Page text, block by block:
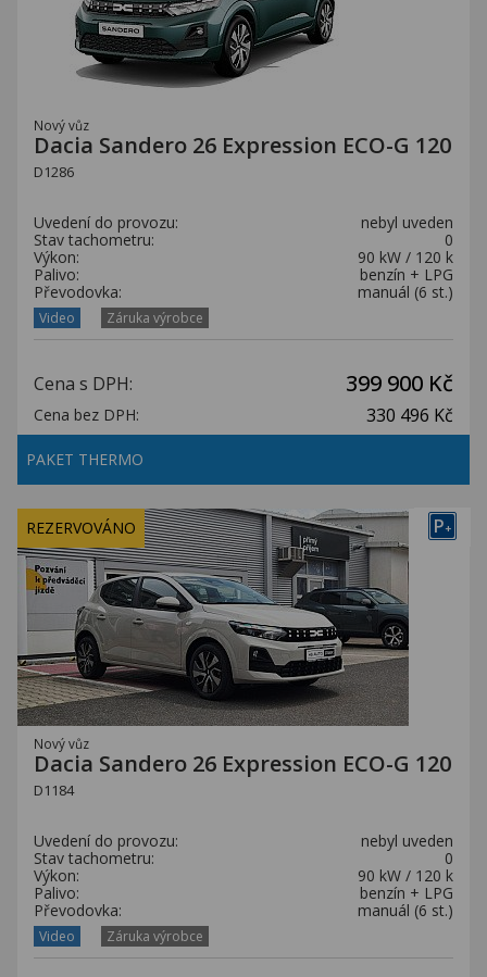
Nový vůz
Dacia Sandero 26 Expression ECO-G 120
D1286
Uvedení do provozu:
nebyl uveden
Stav tachometru:
0
Výkon:
90 kW / 120 k
Palivo:
benzín + LPG
Převodovka:
manuál (6 st.)
Video Záruka výrobce
Cena s DPH: 399 900 Kč
Cena bez DPH: 330 496 Kč
PAKET THERMO
P+
REZERVOVÁNO
Nový vůz
Dacia Sandero 26 Expression ECO-G 120
D1184
Uvedení do provozu:
nebyl uveden
Stav tachometru:
0
Výkon:
90 kW / 120 k
Palivo:
benzín + LPG
Převodovka:
manuál (6 st.)
Video Záruka výrobce